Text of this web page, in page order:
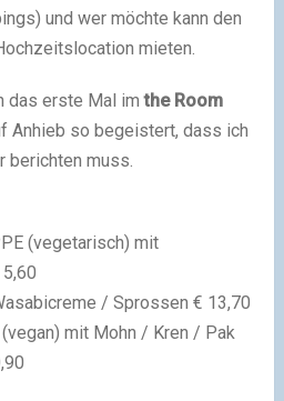
und wer möchte kann den
mieten.
das erste Mal imthe Room
Anhieb so begeistert, dass ich
berichten muss.
(vegetarisch) mit
/ Sprossen € 13,70
(vegan) mit Mohn / Kren / Pak